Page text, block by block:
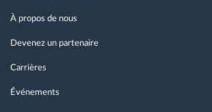
À propos de nous
Devenez un partenaire
Carrières
Événements